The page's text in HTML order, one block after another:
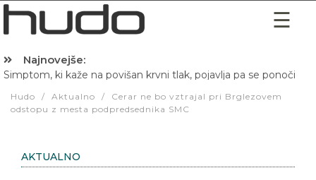
Najnovejše:
Simptom, ki kaže na povišan krvni tlak, pojavlja pa se ponoči
Hudo / Aktualno /
Cerar ne bo vztrajal pri Brglezovem
odstopu z mesta podpredsednika SMC
AKTUALNO